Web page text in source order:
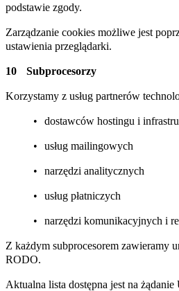
podstawie zgody.
Zarządzanie cookies możliwe jest
ustawienia przeglądarki.
Subprocesorzy
Korzystamy z usług partnerów
dostawców hostingu i
usług mailingowych
narzędzi analitycznych
usług płatniczych
narzędzi komunikacyjnych i
Z każdym subprocesorem zawieramy
RODO.
Aktualna lista dostępna jest na